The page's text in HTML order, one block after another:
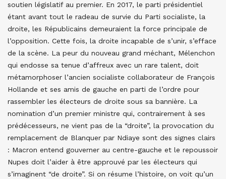
soutien législatif au premier. En 2017, le parti présidentiel
étant avant tout le radeau de survie du Parti socialiste, la
droite, les Républicains demeuraient la force principale de
l’opposition. Cette fois, la droite incapable de s’unir, s’efface
de la scène. La peur du nouveau grand méchant, Mélenchon
qui endosse sa tenue d’affreux avec un rare talent, doit
métamorphoser l’ancien socialiste collaborateur de François
Hollande et ses amis de gauche en parti de l’ordre pour
rassembler les électeurs de droite sous sa bannière. La
nomination d’un premier ministre qui, contrairement à ses
prédécesseurs, ne vient pas de la “droite”, la provocation du
remplacement de Blanquer par Ndiaye sont des signes clairs
: Macron entend gouverner au centre-gauche et le repoussoir
Nupes doit l’aider à être approuvé par les électeurs qui
s’imaginent “de droite”. Si on résume l’histoire, on voit qu’un